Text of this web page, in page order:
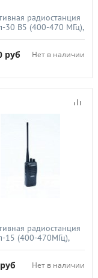
радиостанция
30 B5 (400-470 МГц),
руб Нет в наличии
радиостанция
15 (400-470МГц),
руб Нет в наличии